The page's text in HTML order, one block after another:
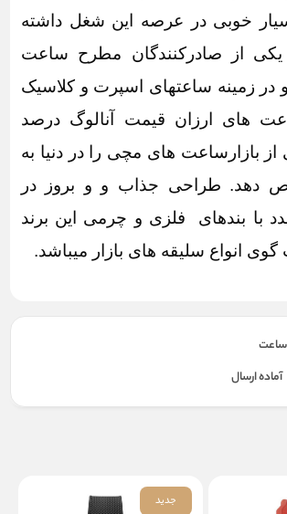
خوبی در عرصه این شغل داشته
یکی از صادرکنندگان مطرح ساعت
در زمینه ساعتهای اسپرت و کلاسیک
های ارزان قیمت آنالوگ درصد
از بازارساعت های مچی را در دنیا به
دهد. طراحی جذاب و و بروز در
با بندهای فلزی و چرمی این برند
گوی انواع سلیقه های بازار میباشد.
آماده ارسال
جدید